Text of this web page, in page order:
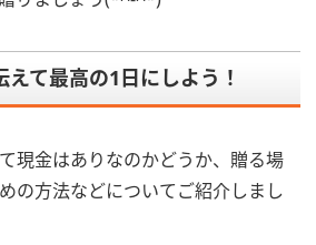
て最高の1日にしよう！
現金はありなのかどうか、贈る場
の方法などについてご紹介しまし